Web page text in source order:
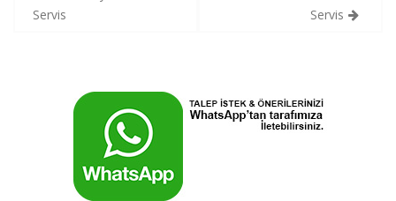
gezinmesi
Servis
Servis